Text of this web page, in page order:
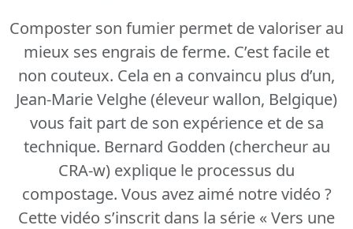
Composter son fumier permet de valoriser au
mieux ses engrais de ferme. C’est facile et
non couteux. Cela en a convaincu plus d’un,
Jean-Marie Velghe (éleveur wallon, Belgique)
vous fait part de son expérience et de sa
technique. Bernard Godden (chercheur au
CRA-w) explique le processus du
compostage. Vous avez aimé notre vidéo ?
Cette vidéo s’inscrit dans la série « Vers une